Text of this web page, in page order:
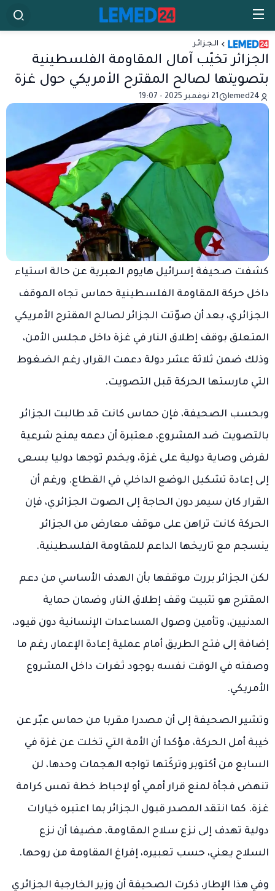
الـجـزائـر
الجزائر تخيّب آمال المقاومة الفلسطينية
بتصويتها لصالح المقترح الأمريكي حول غزة
lemed24 21 نوفمبر 2025 - 19:07
كشفت صحيفة إسرائيل هايوم العبرية عن حالة استياء
داخل حركة المقاومة الفلسطينية حماس تجاه الموقف
الجزائري، بعد أن صوّتت الجزائر لصالح المقترح الأمريكي
المتعلق بوقف إطلاق النار في غزة داخل مجلس الأمن،
وذلك ضمن ثلاثة عشر دولة دعمت القرار، رغم الضغوط
التي مارستها الحركة قبل التصويت.
وبحسب الصحيفة، فإن حماس كانت قد طالبت الجزائر
بالتصويت ضد المشروع، معتبرة أن دعمه يمنح شرعية
لفرض وصاية دولية على غزة، ويخدم توجها دوليا يسعى
إلى إعادة تشكيل الوضع الداخلي في القطاع. ورغم أن
القرار كان سيمر دون الحاجة إلى الصوت الجزائري، فإن
الحركة كانت تراهن على موقف معارض من الجزائر
ينسجم مع تاريخها الداعم للمقاومة الفلسطينية.
لكن الجزائر بررت موقفها بأن الهدف الأساسي من دعم
المقترح هو تثبيت وقف إطلاق النار، وضمان حماية
المدنيين، وتأمين وصول المساعدات الإنسانية دون قيود،
إضافة إلى فتح الطريق أمام عملية إعادة الإعمار، رغم ما
وصفته في الوقت نفسه بوجود ثغرات داخل المشروع
الأمريكي.
وتشير الصحيفة إلى أن مصدرا مقربا من حماس عبّر عن
خيبة أمل الحركة، مؤكدا أن الأمة التي تخلت عن غزة في
السابع من أكتوبر وتركَتها تواجه الهجمات وحدها، لن
تنهض فجأة لمنع قرار أممي أو لإحباط خطة تمس كرامة
غزة. كما انتقد المصدر قبول الجزائر بما اعتبره خيارات
دولية تهدف إلى نزع سلاح المقاومة، مضيفا أن نزع
السلاح يعني، حسب تعبيره، إفراغ المقاومة من روحها.
وفي هذا الإطار، ذكرت الصحيفة أن وزير الخارجية الجزائري